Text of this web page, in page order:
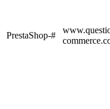
PrestaShop-#